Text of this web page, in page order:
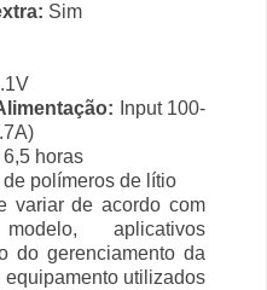
Sim
Input 100-
6,5 horas
de polímeros de lítio
variar de acordo com
aplicativos
do gerenciamento da
utilizados